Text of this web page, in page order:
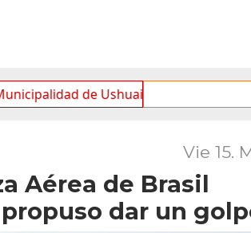
de Ushuaia acompañó los festejos
Vie 15.
Aérea de Brasil
dar un